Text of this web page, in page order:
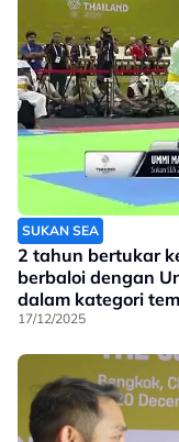
SUKAN SEA
2 tahun bertukar
berbaloi dengan
dalam kategori
17/12/2025